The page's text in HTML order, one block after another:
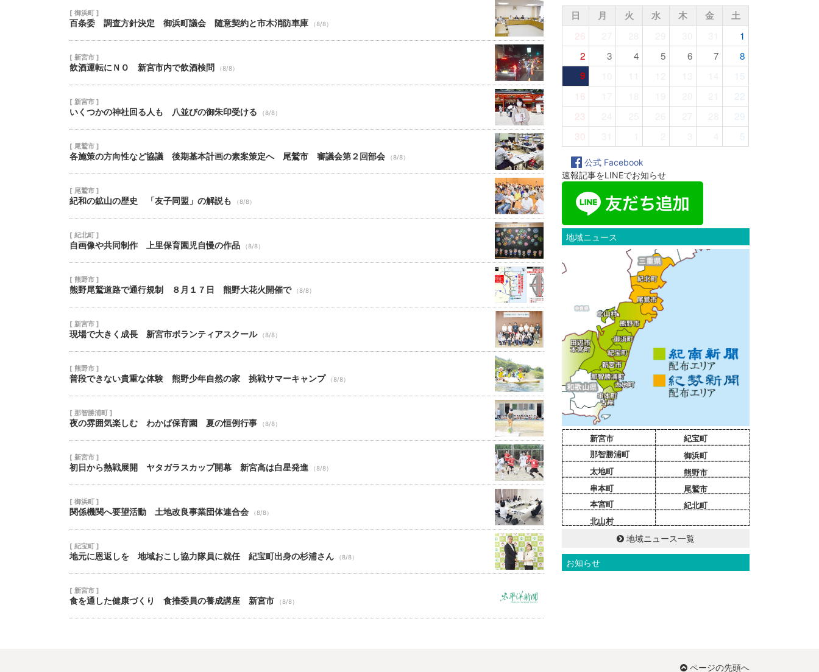
[ 御浜町 ]
百条委 調査方針決定 御浜町議会 随意契約と市木消防車庫 （8/8）
[ 新宮市 ]
飲酒運転にＮＯ 新宮市内で飲酒検問 （8/8）
[ 新宮市 ]
いくつかの神社回る人も 八並びの御朱印受ける （8/8）
[ 尾鷲市 ]
各施策の方向性など協議 後期基本計画の素案策定へ 尾鷲市 審議会第２回部会 （8/8）
[ 尾鷲市 ]
紀和の鉱山の歴史 「友子同盟」の解説も （8/8）
[ 紀北町 ]
自画像や共同制作 上里保育園児自慢の作品 （8/8）
[ 熊野市 ]
熊野尾鷲道路で通行規制 ８月１７日 熊野大花火開催で （8/8）
[ 新宮市 ]
現場で大きく成長 新宮市ボランティアスクール （8/8）
[ 熊野市 ]
普段できない貴重な体験 熊野少年自然の家 挑戦サマーキャンプ （8/8）
[ 那智勝浦町 ]
夜の雰囲気楽しむ わかば保育園 夏の恒例行事 （8/8）
[ 新宮市 ]
初日から熱戦展開 ヤタガラスカップ開幕 新宮高は白星発進 （8/8）
[ 御浜町 ]
関係機関へ要望活動 土地改良事業団体連合会 （8/8）
[ 紀宝町 ]
地元に恩返しを 地域おこし協力隊員に就任 紀宝町出身の杉浦さん （8/8）
[ 新宮市 ]
食を通した健康づくり 食推委員の養成講座 新宮市 （8/8）
日 月 火 水 木 金
土
26
1
2
3 4 5 6 7
8
9
15
16
22
23
29
30
5
公式 Facebook
速報記事をLINEでお知らせ
地域ニュース
新宮市
那智勝浦町
太地町
串本町
本宮町
北山村
紀宝町
御浜町
熊野市
尾鷲市
紀北町
地域ニュース一覧
お知らせ
ページの先頭へ